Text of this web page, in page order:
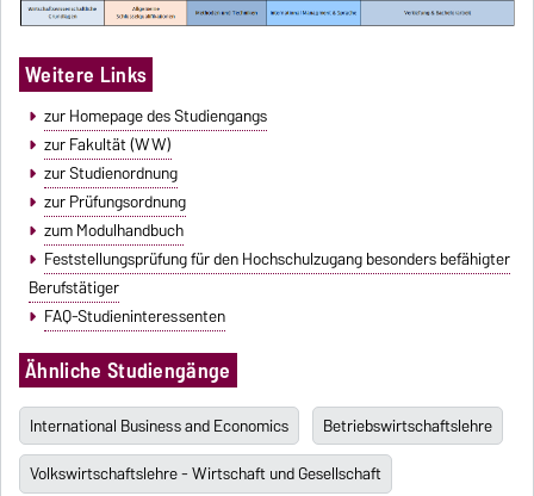
Weitere Links
zur Homepage des Studiengangs
zur Fakultät (WW)
zur Studienordnung
zur Prüfungsordnung
zum Modulhandbuch
Feststellungsprüfung für den Hochschulzugang besonders befähigter
Berufstätiger
FAQ-Studieninteressenten
Ähnliche Studiengänge
International Business and Economics
Betriebswirtschaftslehre
Volkswirtschaftslehre - Wirtschaft und Gesellschaft